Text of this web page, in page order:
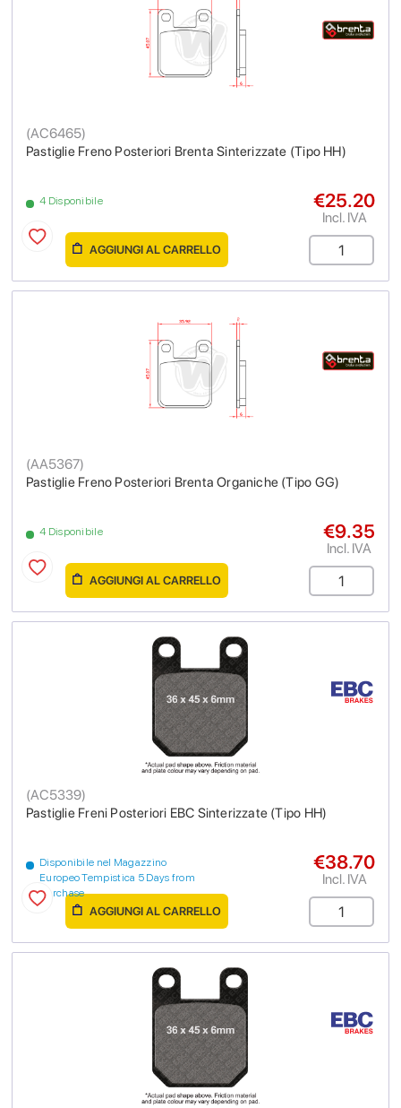
Pastiglie Freno Posteriori Brenta Sinterizzate (Tipo HH)
(AC6465)
4 Disponibile €25.20
Incl. IVA
AGGIUNGI AL CARRELLO
Pastiglie Freno Posteriori Brenta Organiche (Tipo GG)
(AA5367)
4 Disponibile €9.35
Incl. IVA
AGGIUNGI AL CARRELLO
Pastiglie Freni Posteriori EBC Sinterizzate (Tipo HH)
(AC5339)
Disponibile nel Magazzino
Europeo Tempistica 5 Days from
purchase
€38.70
Incl. IVA
AGGIUNGI AL CARRELLO